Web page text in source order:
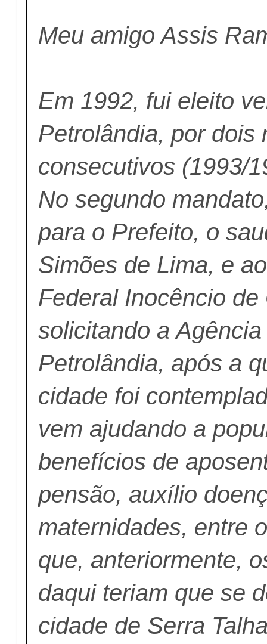
Meu amigo Assis
Em 1992, fui eleito
Petrolândia, por dois
consecutivos (1993/
No segundo
para o Prefeito, o
Simões de Lima, e
Federal Inocêncio de
solicitando a
Petrolândia, após a
cidade foi
vem ajudando a
benefícios de
pensão, auxílio
maternidades, entre
que, anteriormente,
daqui teriam que se
cidade de Serra